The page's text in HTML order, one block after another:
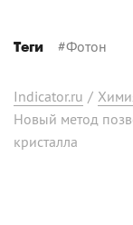
Теги #Фотон
Indicator.ru /
Новый метод
кристалла